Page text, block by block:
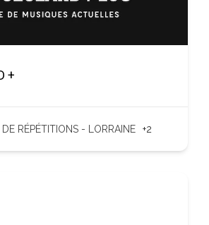
+
DE RÉPÉTITIONS - LORRAINE +2